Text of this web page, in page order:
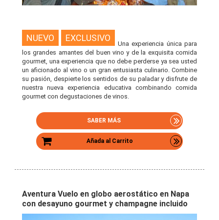
NUEVO EXCLUSIVO
Una experiencia única para
los grandes amantes del buen vino y de la exquisita comida
gourmet, una experiencia que no debe perderse ya sea usted
un aficionado al vino o un gran entusiasta culinario. Combine
su pasión, despierte los sentidos de su paladar y disfrute de
nuestra nueva experiencia educativa combinando comida
gourmet con degustaciones de vinos.
SABER MÁS
Añada al Carrito
Aventura Vuelo en globo aerostático en Napa
con desayuno gourmet y champagne incluido